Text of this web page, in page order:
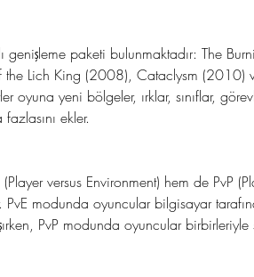
genişleme paketi bulunmaktadır: The
Lich King (2008), Cataclysm (2010)
oyuna yeni bölgeler, ırklar, sınıflar,
ekler.
versus Environment) hem de PvP
PvE modunda oyuncular bilgisayar
PvP modunda oyuncular birbirleriyle